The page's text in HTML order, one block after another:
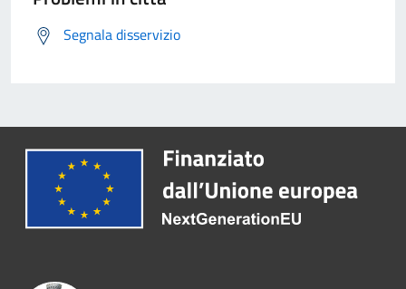
Segnala disservizio